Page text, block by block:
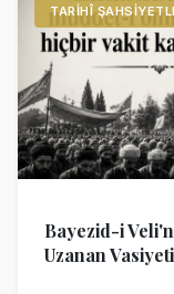
TARIHÎ
Bayezid-i
Uzanan Vasiyeti